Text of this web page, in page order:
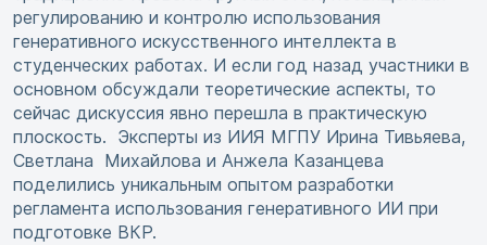
регулированию и контролю использования
генеративного искусственного интеллекта в
студенческих работах. И если год назад участники в
основном обсуждали теоретические аспекты, то
сейчас дискуссия явно перешла в практическую
плоскость. Эксперты из ИИЯ МГПУ Ирина Тивьяева,
Светлана Михайлова и Анжела Казанцева
поделились уникальным опытом разработки
регламента использования генеративного ИИ при
подготовке ВКР.